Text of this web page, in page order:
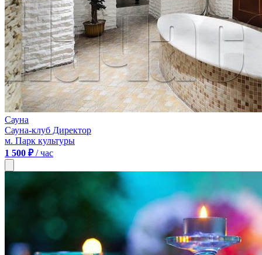
Сауна
Сауна-клуб Директор
м. Парк культуры
1 500 ₽/ час